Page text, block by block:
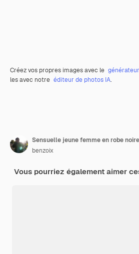
Créez vos propres images avec le
les avec notre éditeur de photos IA.
benzoix
Vous pourriez également aimer